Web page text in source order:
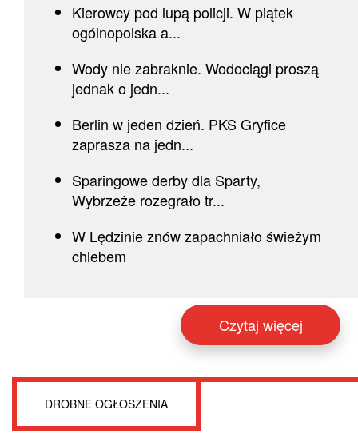
Kierowcy pod lupą policji. W piątek
ogólnopolska a...
Wody nie zabraknie. Wodociągi proszą
jednak o jedn...
Berlin w jeden dzień. PKS Gryfice
zaprasza na jedn...
Sparingowe derby dla Sparty,
Wybrzeże rozegrało tr...
W Lędzinie znów zapachniało świeżym
chlebem
Czytaj więcej
DROBNE OGŁOSZENIA